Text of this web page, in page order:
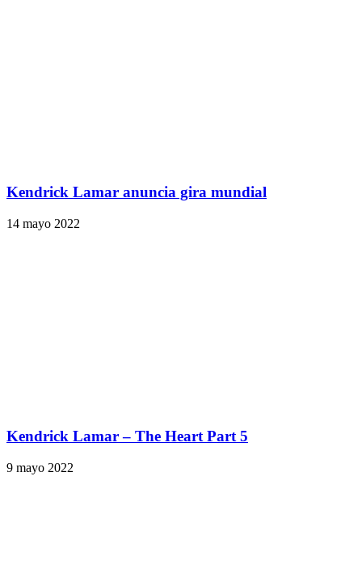
Kendrick Lamar anuncia gira mundial
14 mayo 2022
Kendrick Lamar – The Heart Part 5
9 mayo 2022